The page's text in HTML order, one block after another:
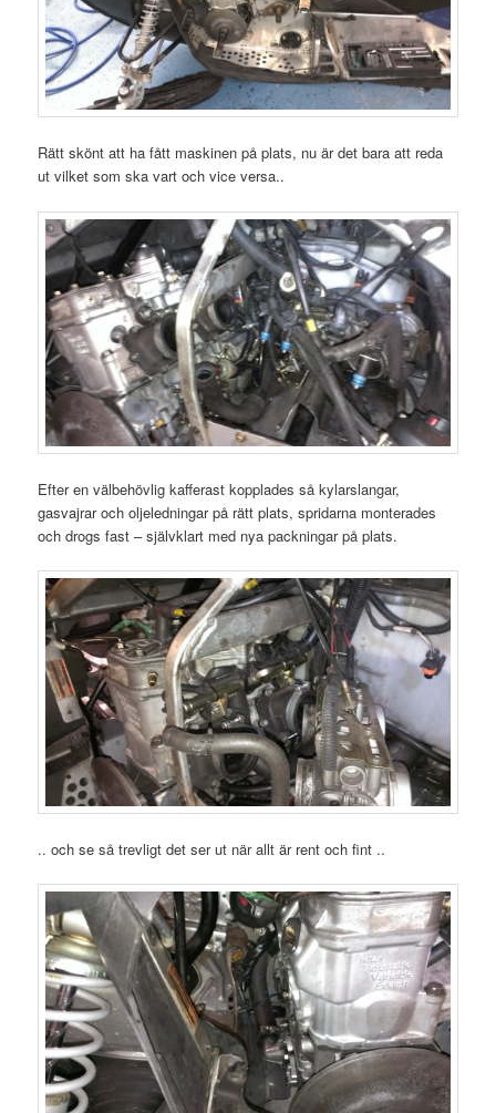
Rätt skönt att ha fått maskinen på plats, nu är det bara att reda
ut vilket som ska vart och vice versa..
Efter en välbehövlig kafferast kopplades så kylarslangar,
gasvajrar och oljeledningar på rätt plats, spridarna monterades
och drogs fast – självklart med nya packningar på plats.
.. och se så trevligt det ser ut när allt är rent och fint ..